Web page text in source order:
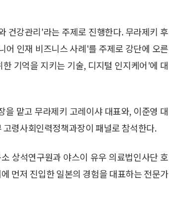
건강관리'라는 주제로 진행한다. 무라제키 후
어 인재 비즈니스 사례'를 주제로 강단에 오른
기억을 지키는 기술, 디지털 인지케어'에 대
맡고 무라제키 고레이샤 대표와, 이준영 대
령사회인력정책과장이 패널로 참석한다.
상석연구원과 야스이 유우 의료법인사단 호
먼저 진입한 일본의 경험을 대표하는 전문가